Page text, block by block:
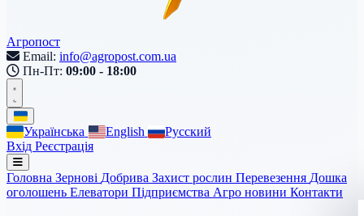
Агропост
Email: info@agropost.com.ua
Пн-Пт: 09:00 - 18:00
Українська English
Русский
Вхід Реєстрація
Головна Зернові Добрива Захист рослин Перевезення Дошка
оголошень Елеватори Підприємства Агро новини Контакти